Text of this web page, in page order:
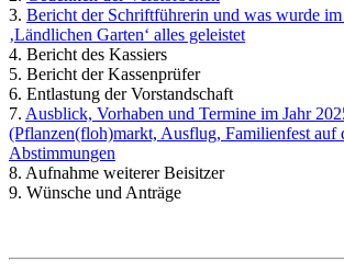
3. Bericht der Schriftführerin und was wurde
‚Ländlichen Garten‘ alles geleistet
4. Bericht des Kassiers
5. Bericht der Kassenprüfer
6. Entlastung der Vorstandschaft
7. Ausblick, Vorhaben und Termine im Jahr
(Pflanzen(floh)markt, Ausflug, Familienfest auf
Abstimmungen
8. Aufnahme weiterer Beisitzer
9. Wünsche und Anträge